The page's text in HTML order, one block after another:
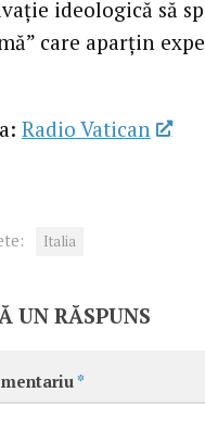
ideologică să
care aparţin
Radio Vatican
Italia
UN RĂSPUNS
*